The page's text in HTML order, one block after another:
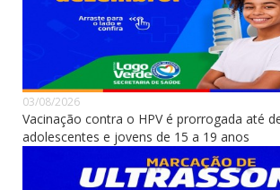
03/08/2026
Vacinação contra o HPV é prorrogada até
adolescentes e jovens de 15 a 19 anos